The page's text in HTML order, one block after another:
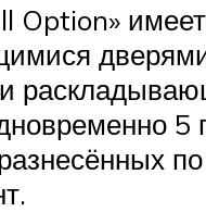
Option»
5